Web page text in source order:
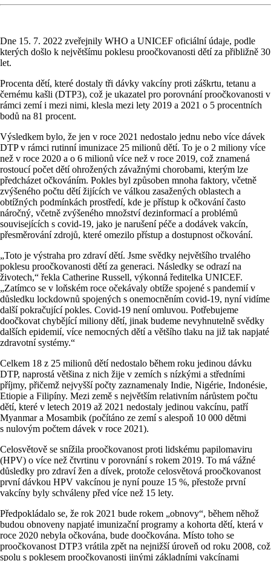
Dne 15. 7. 2022 zveřejnily WHO a UNICEF oficiální údaje, podle
kterých došlo k největšímu poklesu proočkovanosti dětí za přibližně 30
let.
Procenta dětí, které dostaly tři dávky vakcíny proti záškrtu, tetanu a
černému kašli (DTP3), což je ukazatel pro porovnání proočkovanosti v
rámci zemí i mezi nimi, klesla mezi lety 2019 a 2021 o 5 procentních
bodů na 81 procent.
Výsledkem bylo, že jen v roce 2021 nedostalo jednu nebo více dávek
DTP v rámci rutinní imunizace 25 milionů dětí. To je o 2 miliony více
než v roce 2020 a o 6 milionů více než v roce 2019, což znamená
rostoucí počet dětí ohrožených závažnými chorobami, kterým lze
předcházet očkováním. Pokles byl způsoben mnoha faktory, včetně
zvýšeného počtu dětí žijících ve válkou zasažených oblastech a
obtížných podmínkách prostředí, kde je přístup k očkování často
náročný, včetně zvýšeného množství dezinformací a problémů
souvisejících s covid-19, jako je narušení péče a dodávek vakcín,
přesměrování zdrojů, které omezilo přístup a dostupnost očkování.
„Toto je výstraha pro zdraví dětí. Jsme svědky největšího trvalého
poklesu proočkovanosti dětí za generaci. Následky se odrazí na
životech,“ řekla Catherine Russell, výkonná ředitelka UNICEF.
„Zatímco se v loňském roce očekávaly obtíže spojené s pandemií v
důsledku lockdownů spojených s onemocněním covid-19, nyní vidíme
další pokračující pokles. Covid-19 není omluvou. Potřebujeme
doočkovat chybějící miliony dětí, jinak budeme nevyhnutelně svědky
dalších epidemií, více nemocných dětí a většího tlaku na již tak napjaté
zdravotní systémy.“
Celkem 18 z 25 milionů dětí nedostalo během roku jedinou dávku
DTP, naprostá většina z nich žije v zemích s nízkými a středními
příjmy, přičemž nejvyšší počty zaznamenaly Indie, Nigérie, Indonésie,
Etiopie a Filipíny. Mezi země s největším relativním nárůstem počtu
dětí, které v letech 2019 až 2021 nedostaly jedinou vakcínu, patří
Myanmar a Mosambik (počítáno ze zemí s alespoň 10 000 dětmi
s nulovým počtem dávek v roce 2021).
Celosvětově se snížila proočkovanost proti lidskému papilomaviru
(HPV) o více než čtvrtinu v porovnání s rokem 2019. To má vážné
důsledky pro zdraví žen a dívek, protože celosvětová proočkovanost
první dávkou HPV vakcínou je nyní pouze 15 %, přestože první
vakcíny byly schváleny před více než 15 lety.
Předpokládalo se, že rok 2021 bude rokem „obnovy“, během něhož
budou obnoveny napjaté imunizační programy a kohorta dětí, která v
roce 2020 nebyla očkována, bude doočkována. Místo toho se
proočkovanost DTP3 vrátila zpět na nejnižší úroveň od roku 2008, což
spolu s poklesem proočkovanosti jinými základními vakcínami